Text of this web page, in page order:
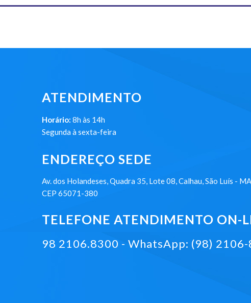
ATENDIMENTO
Horário: 8h às 14h
Segunda à sexta-feira
ENDEREÇO SEDE
Av. dos Holandeses, Quadra 35, Lote 08, Calhau, São Luís - MA
CEP 65071-380
TELEFONE ATENDIMENTO ON-
98 2106.8300 - WhatsApp: (98)